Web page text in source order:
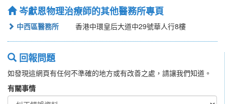
岑獻恩物理治療師的其他醫務所專頁
中西區醫務所 香港中環皇后大道中29號華人行8樓
回報問題
如發現這網頁有任何不準確的地方或有改善之處，請讓我們知道。
有關事情